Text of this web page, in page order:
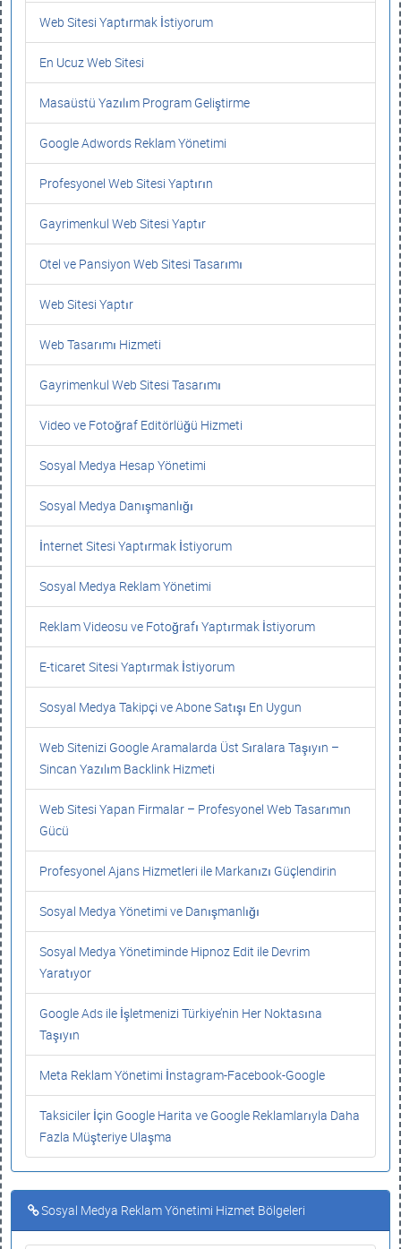
Web Sitesi Yaptırmak İstiyorum
En Ucuz Web Sitesi
Masaüstü Yazılım Program Geliştirme
Google Adwords Reklam Yönetimi
Profesyonel Web Sitesi Yaptırın
Gayrimenkul Web Sitesi Yaptır
Otel ve Pansiyon Web Sitesi Tasarımı
Web Sitesi Yaptır
Web Tasarımı Hizmeti
Gayrimenkul Web Sitesi Tasarımı
Video ve Fotoğraf Editörlüğü Hizmeti
Sosyal Medya Hesap Yönetimi
Sosyal Medya Danışmanlığı
İnternet Sitesi Yaptırmak İstiyorum
Sosyal Medya Reklam Yönetimi
Reklam Videosu ve Fotoğrafı Yaptırmak İstiyorum
E-ticaret Sitesi Yaptırmak İstiyorum
Sosyal Medya Takipçi ve Abone Satışı En Uygun
Web Sitenizi Google Aramalarda Üst Sıralara Taşıyın –
Sincan Yazılım Backlink Hizmeti
Web Sitesi Yapan Firmalar – Profesyonel Web Tasarımın
Gücü
Profesyonel Ajans Hizmetleri ile Markanızı Güçlendirin
Sosyal Medya Yönetimi ve Danışmanlığı
Sosyal Medya Yönetiminde Hipnoz Edit ile Devrim
Yaratıyor
Google Ads ile İşletmenizi Türkiye’nin Her Noktasına
Taşıyın
Meta Reklam Yönetimi İnstagram-Facebook-Google
Taksiciler İçin Google Harita ve Google Reklamlarıyla Daha
Fazla Müşteriye Ulaşma
Sosyal Medya Reklam Yönetimi Hizmet Bölgeleri